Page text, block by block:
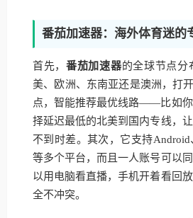
番茄加速器：海外体育迷的
首先，番茄加速器的全球节点分
美、欧洲、东南亚还是澳洲，打
点，智能推荐最优线路——比如
择延迟最低的北美到国内专线，
不到时差。其次，它支持Android
等多个平台，而且一人账号可以
以用电脑看直播，手机开着看回
全不冲突。